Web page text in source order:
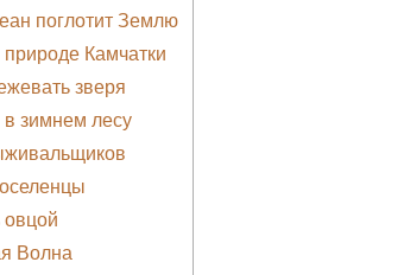
поглотит Землю
природе Камчатки
зверя
в зимнем лесу
овцой
Волна